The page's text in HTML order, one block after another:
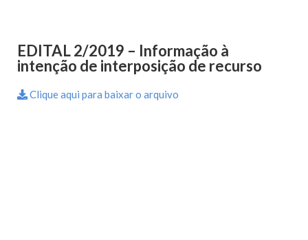
EDITAL 2/2019 – Informação à
intenção de interposição de recurso
Clique aqui para baixar o arquivo